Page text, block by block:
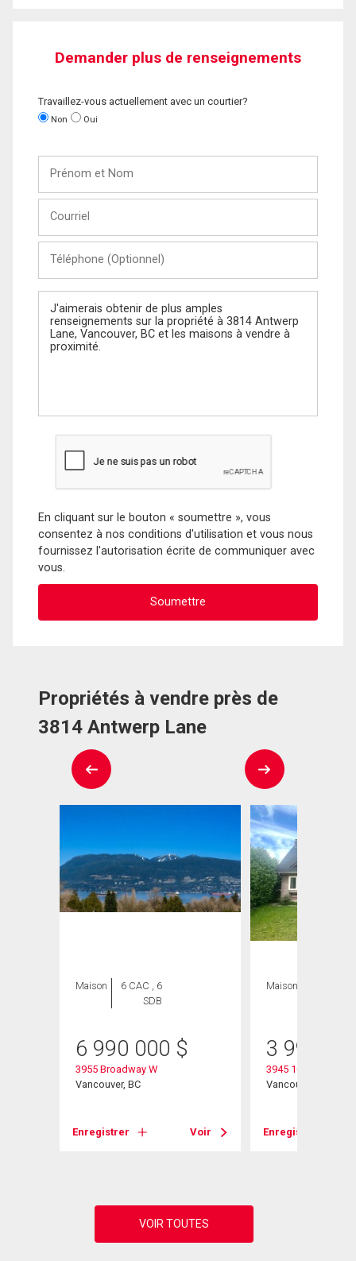
Demander plus de renseignements
Travaillez-vous actuellement avec un courtier?
Non Oui
Nom
(Optionnel)
Message
En cliquant sur le bouton « soumettre », vous
consentez à nos conditions d'utilisation et vous nous
fournissez l'autorisation écrite de communiquer avec
vous.
Propriétés à vendre près de
3814 Antwerp Lane
Maison
6 CAC , 6
SDB
6 990 000 $
3955 Broadway W
Vancouver, BC
Enregistrer Voir
Maison
3 998
3945 10th Avenue
Vancouver, BC
Enregistrer